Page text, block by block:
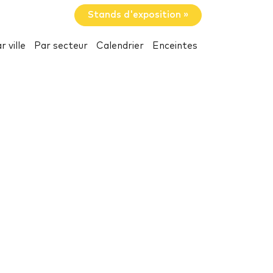
Stands d'exposition »
ville Par secteur Calendrier Enceintes